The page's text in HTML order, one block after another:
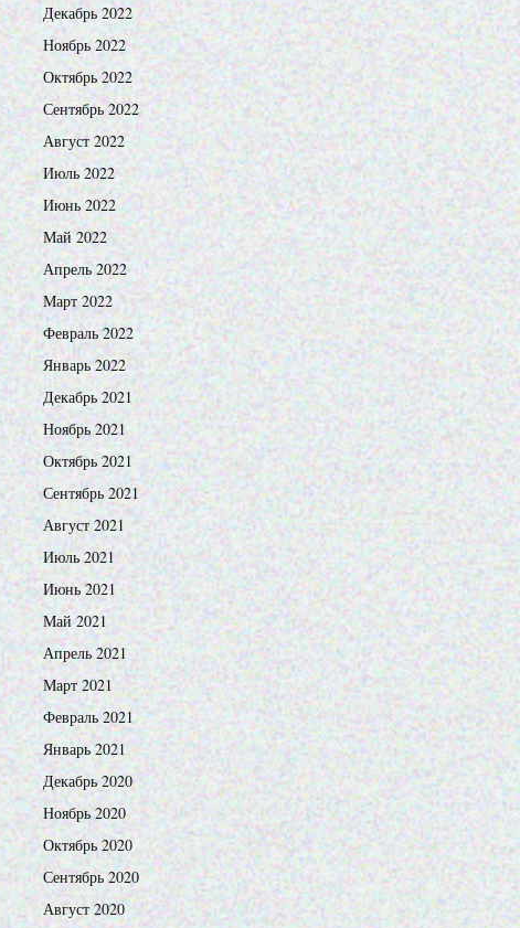
Декабрь 2022
Ноябрь 2022
Октябрь 2022
Сентябрь 2022
Август 2022
Июль 2022
Июнь 2022
Май 2022
Апрель 2022
Март 2022
Февраль 2022
Январь 2022
Декабрь 2021
Ноябрь 2021
Октябрь 2021
Сентябрь 2021
Август 2021
Июль 2021
Июнь 2021
Май 2021
Апрель 2021
Март 2021
Февраль 2021
Январь 2021
Декабрь 2020
Ноябрь 2020
Октябрь 2020
Сентябрь 2020
Август 2020